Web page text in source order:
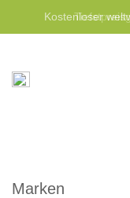
Kostenloser
Marken